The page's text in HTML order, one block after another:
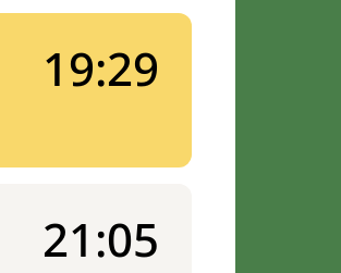
19:29
21:05